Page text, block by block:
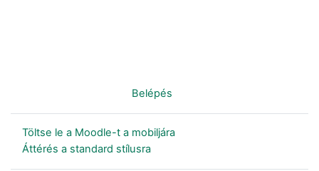
Belépés
Töltse le a Moodle-t a mobiljára
Áttérés a standard stílusra